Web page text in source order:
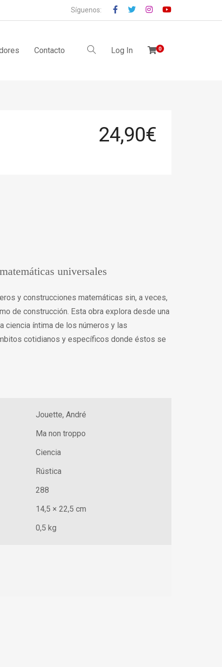
Síguenos:
Contacto Log In 0
24,90€
universales
y construcciones matemáticas sin, a veces,
de construcción. Esta obra explora desde una
ciencia íntima de los números y las
cotidianos y específicos donde éstos se
Jouette, André
Ma non troppo
Ciencia
Rústica
288
14,5 × 22,5 cm
0,5 kg